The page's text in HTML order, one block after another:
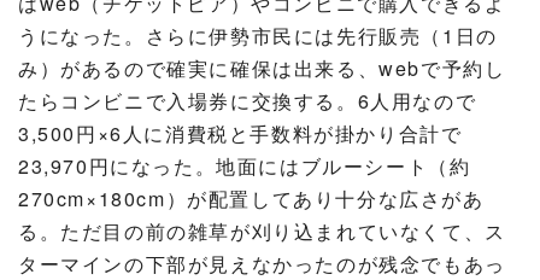
うになった。さらに伊勢市民には先行販売（1日の
み）があるので確実に確保は出来る、webで予約し
たらコンビニで入場券に交換する。6人用なので
3,500円×6人に消費税と手数料が掛かり合計で
23,970円になった。地面にはブルーシート（約
270cm×180cm）が配置してあり十分な広さがあ
る。ただ目の前の雑草が刈り込まれていなくて、ス
ターマインの下部が見えなかったのが残念でもあっ